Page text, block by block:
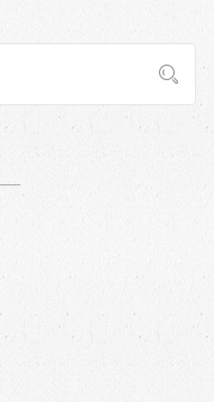
Buscar